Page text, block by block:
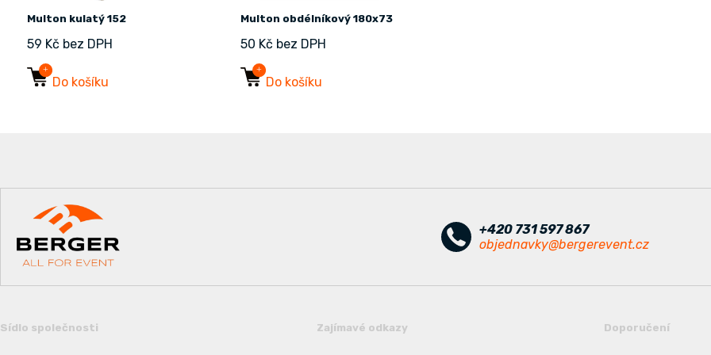
Multon kulatý 152
59 Kč bez DPH
Do košíku
Multon obdélníkový 180x73
50 Kč bez DPH
Do košíku
+420 731 597 867
objednavky@bergerevent.cz
Sídlo společnosti Zajímavé odkazy Doporučení